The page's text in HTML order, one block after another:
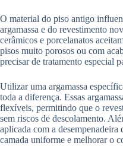
O material do piso antigo
argamassa e do revestimento
cerâmicos e porcelanatos
pisos muito porosos ou com
precisar de tratamento especial
Utilizar uma argamassa
toda a diferença. Essas
flexíveis, permitindo que o
sem riscos de descolamento.
aplicada com a desempenadeira
camada uniforme e melhorar o